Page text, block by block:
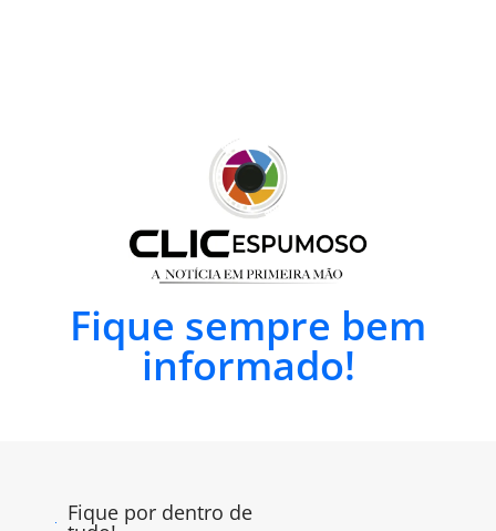
Fique sempre bem
informado!
Fique por dentro de